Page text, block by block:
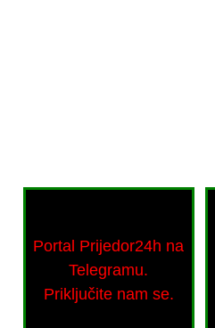
Portal Prijedor24h na
Telegramu.
Priključite nam se.